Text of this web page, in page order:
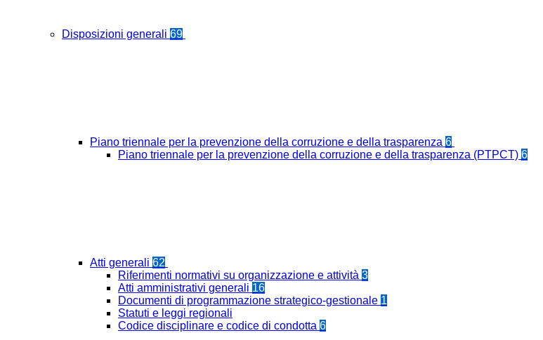
Disposizioni generali 69
Piano triennale per la prevenzione della corruzione e della trasparenza 6
Piano triennale per la prevenzione della corruzione e della trasparenza (PTPCT) 6
Atti generali 62
Riferimenti normativi su organizzazione e attività 3
Atti amministrativi generali 16
Documenti di programmazione strategico-gestionale 1
Statuti e leggi regionali
Codice disciplinare e codice di condotta 6